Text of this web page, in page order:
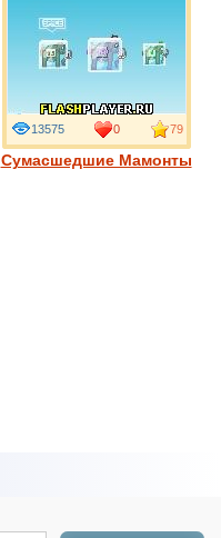
Сумасшедшие Мамонты
13575 0 79